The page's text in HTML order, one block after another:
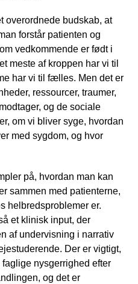
overordnede budskab, at
forstår patienten og
vedkommende er født i
meste af kroppen har vi til
har vi til fælles. Men det er
ressourcer, traumer,
og de sociale
om vi bliver syge, hvordan
med sygdom, og hvor
på, hvordan man kan
sammen med patienterne,
helbredsproblemer er.
et klinisk input, der
af undervisning i narrativ
Der er vigtigt,
nysgerrighed efter
og det er